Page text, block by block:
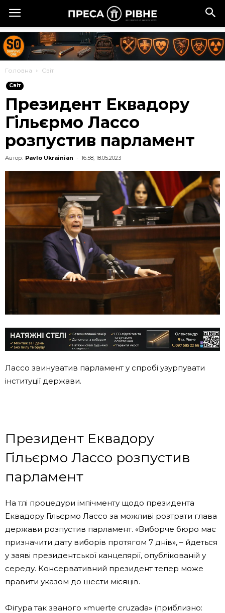
Головна Cвіт
Cвіт
Президент Еквадору
Гільєрмо Лассо
розпустив парламент
Автор: Pavlo Ukrainian - 16:58, 18.05.2023
Лассо звинуватив парламент у спробі узурпувати
інституції держави.
Президент Еквадору
Гільєрмо Лассо розпустив
парламент
На тлі процедури імпічменту щодо президента
Еквадору Гільєрмо Лассо за можливі розтрати глава
держави розпустив парламент. «Виборче бюро має
призначити дату виборів протягом 7 днів», – йдеться
у заяві президентської канцелярії, опублікованій у
середу. Консервативний президент тепер може
правити указом до шести місяців.
Фігура так званого «muerte cruzada» (приблизно: